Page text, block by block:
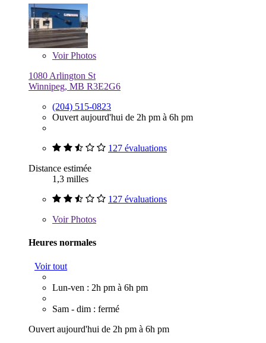
VoirPhotos
1080 Arlington St
Winnipeg, MB R3E2G6
(204) 515-0823
Ouvert aujourd'hui de 2h pm à 6h pm
127 évaluations
Distance estimée
1,3 milles
127 évaluations
VoirPhotos
Heures normales
Voir tout
Lun-ven : 2h pm à 6h pm
Sam - dim : fermé
Ouvert aujourd'hui de 2h pm à 6h pm